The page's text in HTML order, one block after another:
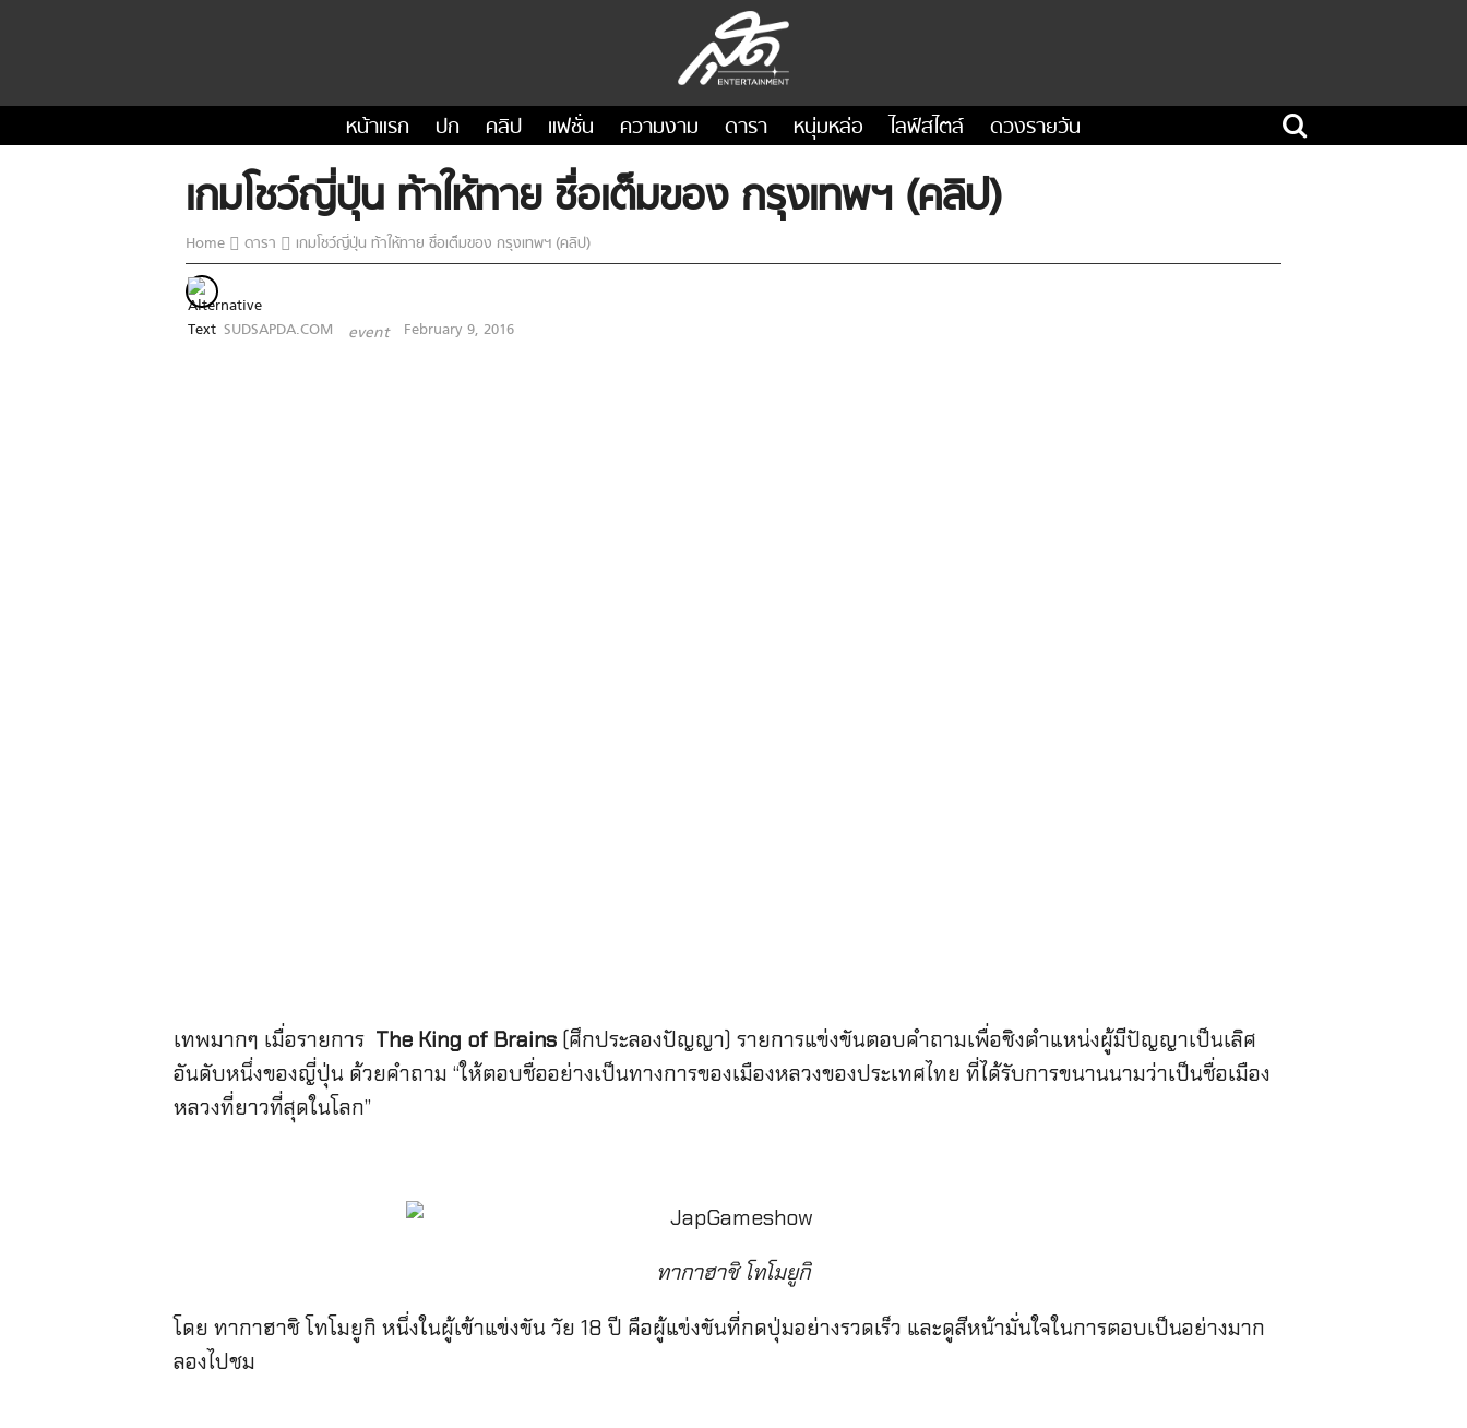
หน้าแรก ปก คลิป แฟชั่น ความงาม ดารา หนุ่มหล่อ ไลฟ์สไตล์ ดวงรายวัน
เกมโชว์ญี่ปุ่น ท้าให้ทาย ชื่อเต็มของ กรุงเทพฯ (คลิป)
Home ดารา เกมโชว์ญี่ปุ่น ท้าให้ทาย ชื่อเต็มของ กรุงเทพฯ (คลิป)
SUDSAPDA.COM event February 9, 2016
เทพมากๆ เมื่อรายการ The King of Brains(ศึกประลองปัญญา) รายการแข่งขันตอบคำถามเพื่อชิงตำแหน่งผู้มีปัญญาเป็นเลิศ
อันดับหนึ่งของญี่ปุ่น ด้วยคำถาม “ให้ตอบชื่ออย่างเป็นทางการของเมืองหลวงของประเทศไทย ที่ได้รับการขนานนามว่าเป็นชื่อเมือง
หลวงที่ยาวที่สุดในโลก”
ทากาฮาชิ โทโมยูกิ
โดย ทากาฮาชิ โทโมยูกิ หนึ่งในผู้เข้าแข่งขัน วัย 18 ปี คือผู้แข่งขันที่กดปุ่มอย่างรวดเร็ว และดูสีหน้ามั่นใจในการตอบเป็นอย่างมาก
ลองไปชม